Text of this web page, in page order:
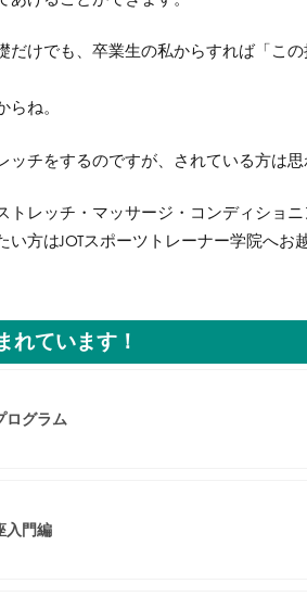
だけでも、卒業生の私からすれば「こ
ね。
チをするのですが、されている方は
レッチ・マッサージ・コンディショ
方はJOTスポーツトレーナー学院へお
れています！
ログラム
入門編